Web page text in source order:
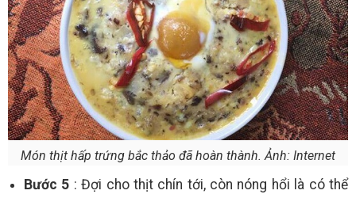
Món thịt hấp trứng bắc thảo đã hoàn thành. Ảnh: Internet
Bước 5 : Đợi cho thịt chín tới, còn nóng hổi là có thể